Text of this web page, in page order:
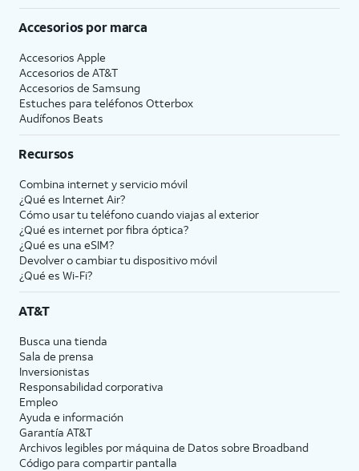
Accesorios por marca
Accesorios Apple
Accesorios de AT&T
Accesorios de Samsung
Estuches para teléfonos Otterbox
Audífonos Beats
Recursos
Combina internet y servicio móvil
¿Qué es Internet Air?
Cómo usar tu teléfono cuando viajas al exterior
¿Qué es internet por fibra óptica?
¿Qué es una eSIM?
Devolver o cambiar tu dispositivo móvil
¿Qué es Wi-Fi?
AT&T
Busca una tienda
Sala de prensa
Inversionistas
Responsabilidad corporativa
Empleo
Ayuda e información
Garantía AT&T
Archivos legibles por máquina de Datos sobre Broadband
Código para compartir pantalla